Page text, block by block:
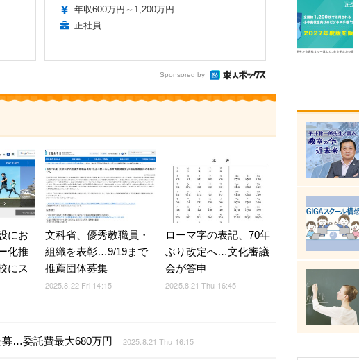
年収600万円～1,200万円
正社員
Sponsored by
にお
化推
にス
文科省、優秀教職員・
組織を表彰…9/19まで
推薦団体募集
2025.8.22 Fri 14:15
ローマ字の表記、70年
ぶり改定へ…文化審議
会が答申
2025.8.21 Thu 16:45
…委託費最大680万円 2025.8.21 Thu 16:15